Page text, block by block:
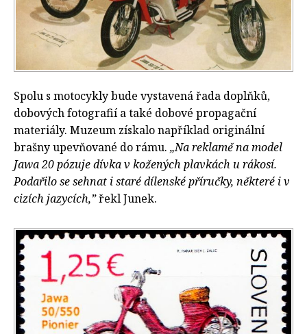
Spolu s motocykly bude vystavená řada doplňků,
dobových fotografií a také dobové propagační
materiály. Muzeum získalo například originální
brašny upevňované do rámu. „Na reklamě na model
Jawa 20 pózuje dívka v kožených plavkách u rákosí.
Podařilo se sehnat i staré dílenské příručky, některé i v
cizích jazycích,”řekl Junek.